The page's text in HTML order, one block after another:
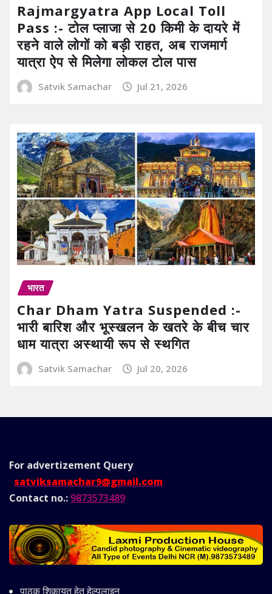
Rajmargyatra App Local Toll
Pass :- टोल प्लाजा से 20 किमी के दायरे में
रहने वाले लोगों को बड़ी राहत, अब राजमार्ग
यात्रा ऐप से मिलेगा लोकल टोल पास
Satvik Samachar Jul 21, 2026
भारत
Char Dham Yatra Suspended :-
भारी बारिश और भूस्खलन के खतरे के बीच चार
धाम यात्रा अस्थायी रूप से स्थगित
Satvik Samachar Jul 20, 2026
For advertizement Query
satviksamachar9@gmail.com
Contact no.: 9873573489
पाठक शिकायत हेतु हेल्पलाइन